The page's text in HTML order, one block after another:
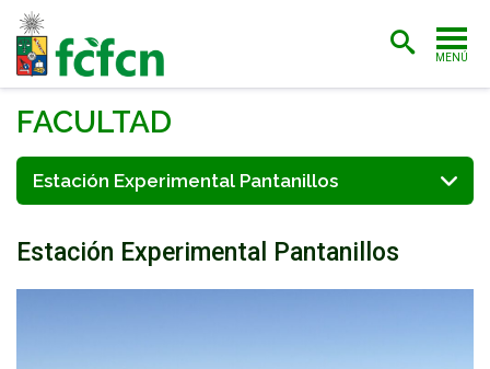
MENÚ
ADMISIÓN
CARRERAS
POSTGRADO
FACULTAD
Estación Experimental Pantanillos
Estación Experimental Pantanillos